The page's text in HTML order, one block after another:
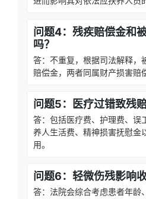
问题4：残疾赔偿金和
吗？
答：不重复，根据司法解释，
赔偿金，两者同属财产损害赔
问题5：医疗过错致残
答：包括医疗费、护理费、误
养人生活费、精神损害抚慰金
用。
问题6：轻微伤残影响
答：法院会综合考虑患者年龄